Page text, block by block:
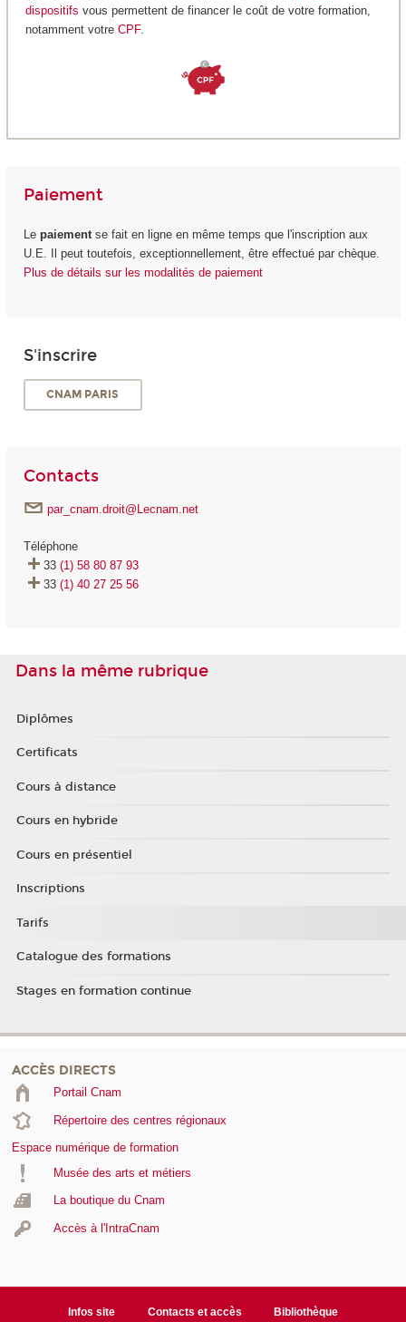
dispositifs vous permettent de financer le coût de votre formation,
notamment votre CPF.
Paiement
Le paiementse fait en ligne en même temps que l'inscription aux
U.E. Il peut toutefois, exceptionnellement, être effectué par chèque.
Plus de détails sur les modalités de paiement
S'inscrire
CNAM PARIS
Contacts
par_cnam.droit@Lecnam.net
Téléphone
33 (1) 58 80 87 93
33 (1) 40 27 25 56
Dans la même rubrique
Diplômes
Certificats
Cours à distance
Cours en hybride
Cours en présentiel
Inscriptions
Tarifs
Catalogue des formations
Stages en formation continue
ACCÈS DIRECTS
Portail Cnam
Répertoire des centres régionaux
Espace numérique de formation
Musée des arts et métiers
La boutique du Cnam
Accès à l'IntraCnam
Infos site Contacts et accès Bibliothèque